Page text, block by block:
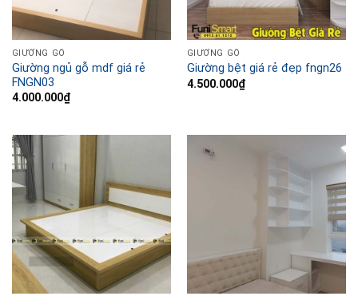
GIƯỜNG GỖ
Giường ngủ gỗ mdf giá rẻ
FNGN03
4.000.000₫
GIƯỜNG GỖ
Giường bệt giá rẻ đẹp fngn26
4.500.000₫